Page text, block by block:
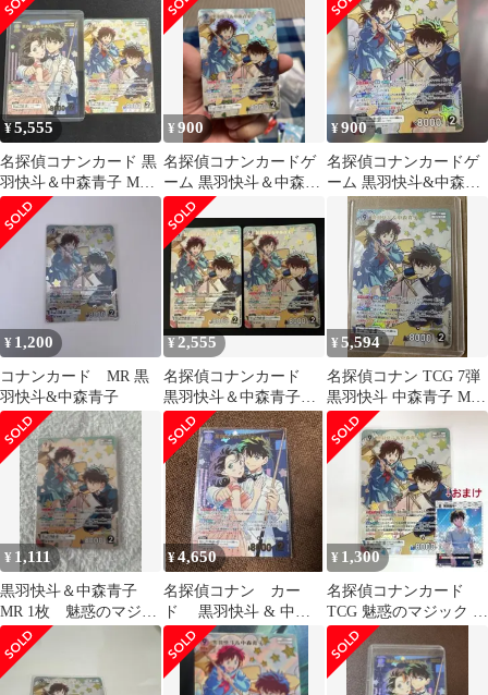
¥5,555
名探偵コナンカード 黒
羽快斗＆中森青子 MRP
MR セット
¥900
名探偵コナンカードゲ
ーム 黒羽快斗＆中森青
子 MR
¥900
名探偵コナンカードゲ
ーム 黒羽快斗&中森青
子 MR
¥ 1,200
コナンカード MR 黒
羽快斗&中森青子
¥ 2,555
名探偵コナンカード
黒羽快斗＆中森青子
MR 2枚セット
¥5,594
名探偵コナン TCG 7弾
黒羽快斗 中森青子 MR
カード 出品
¥ 1,111
黒羽快斗＆中森青子
MR 1枚 魅惑のマジッ
ク
¥4,650
名探偵コナン カー
ド 黒羽快斗 & 中森
青子 MRP
¥ 1,300
名探偵コナンカード
TCG 魅惑のマジック 黒
羽快斗&中森青子 MR